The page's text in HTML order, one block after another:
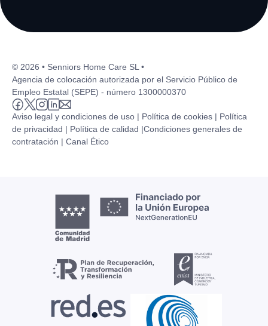
© 2026 • Senniors Home Care SL •
Agencia de colocación autorizada por el Servicio Público de
Empleo Estatal (SEPE) - número 1300000370
Aviso legal y condiciones de uso | Política de cookies | Política
de privacidad | Política de calidad |Condiciones generales de
contratación | Canal Ético